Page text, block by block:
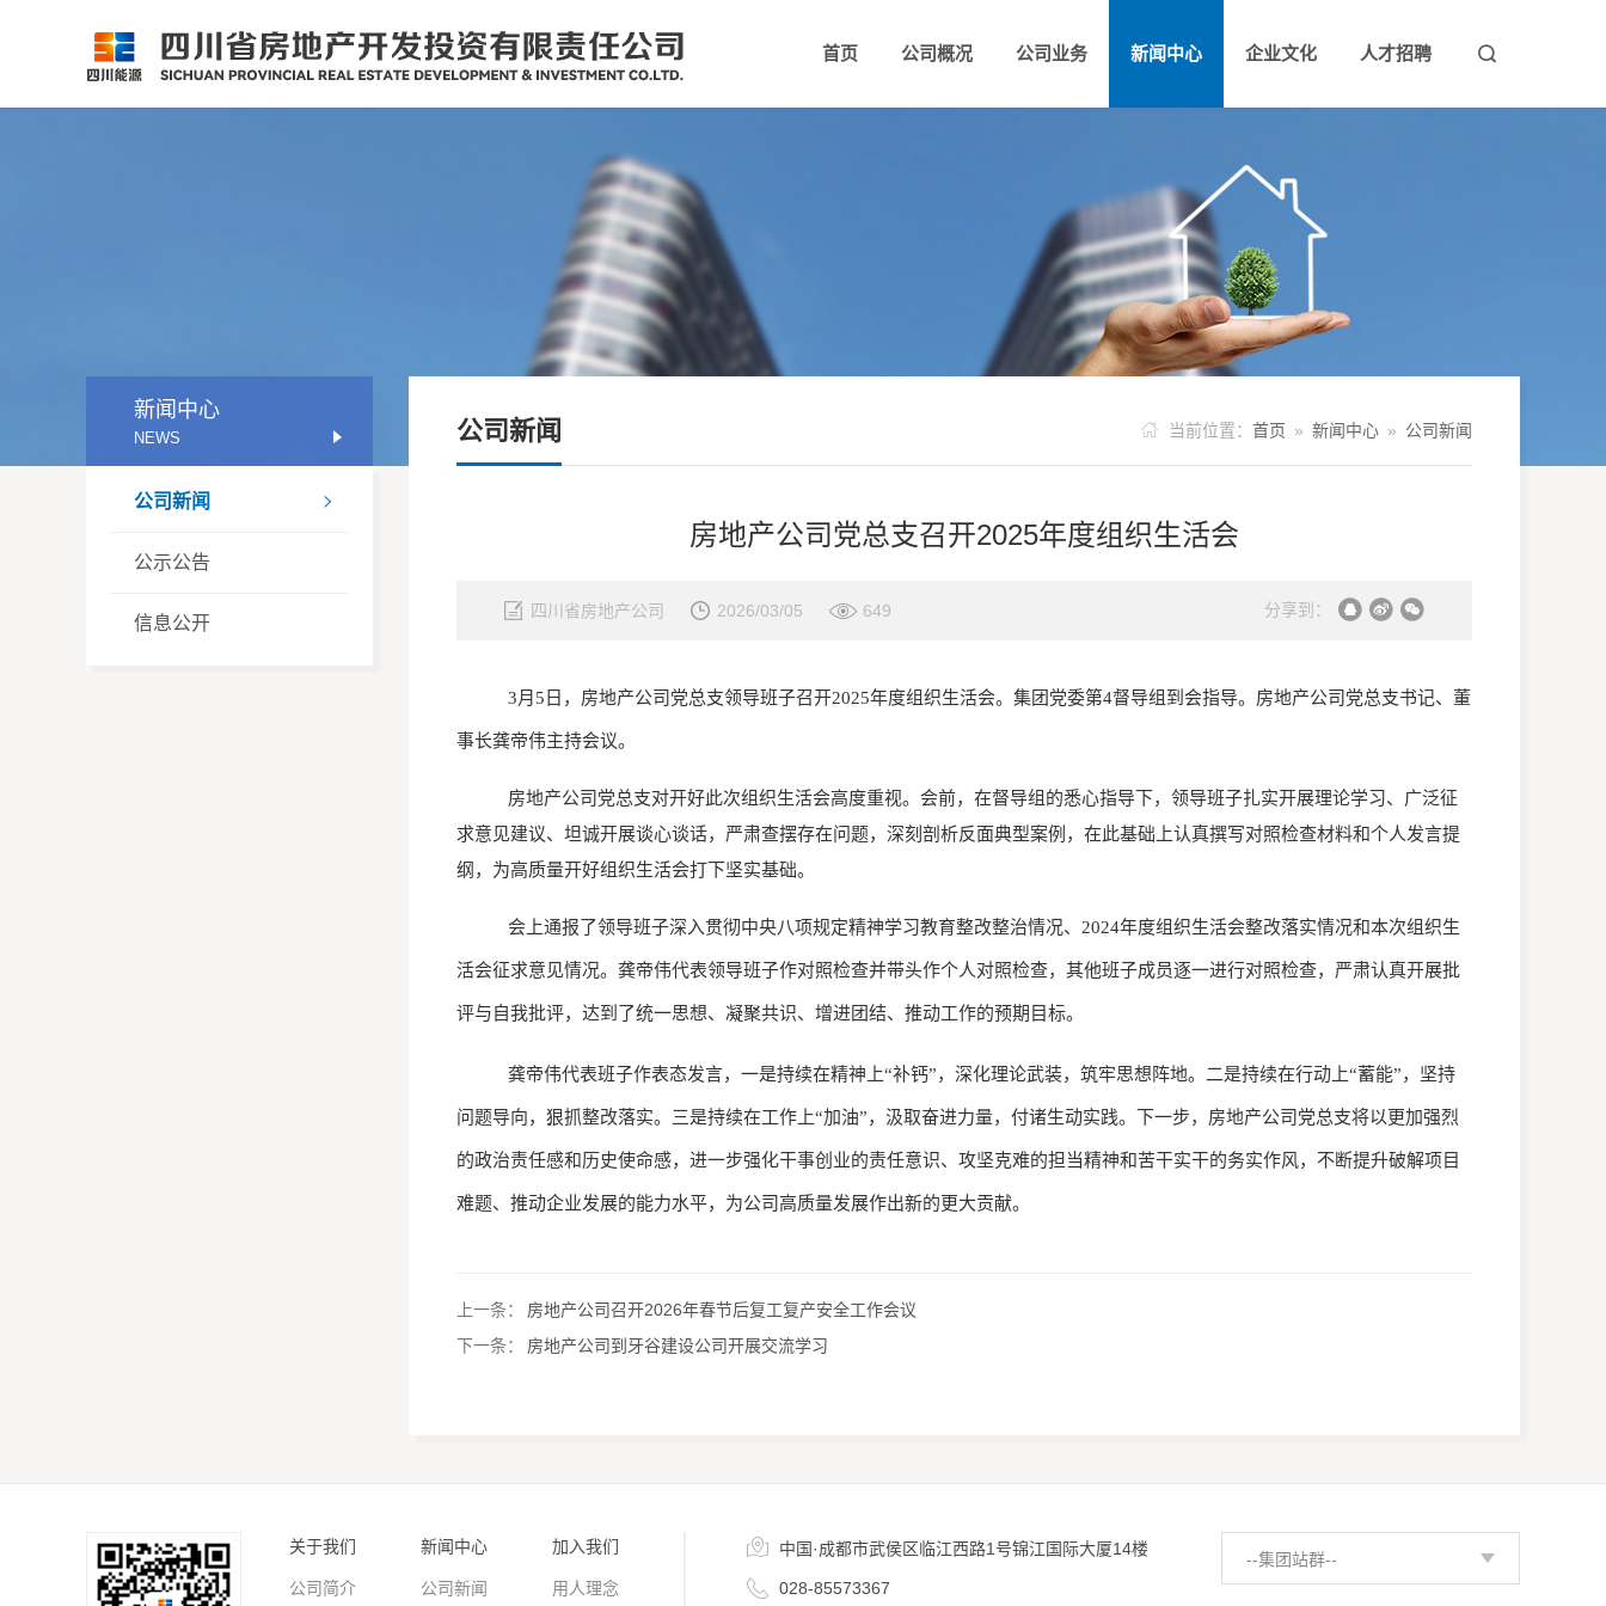
首页 公司概况 公司业务 新闻中心 企业文化 人才招聘

社会责任
人才招聘

新闻中心
NEWS

公司新闻
公示公告
信息公开
公司新闻  当前位置： 首页 » 新闻中心 » 公司新闻
房地产公司党总支召开2025年度组织生活会
四川省房地产公司 2026/03/05 649 分享到：
3月5日，房地产公司党总支领导班子召开2025年度组织生活会。集团党委第4督导组到会指导。房地产公司党总支书记、董
事长龚帝伟主持会议。
房地产公司党总支对开好此次组织生活会高度重视。会前，在督导组的悉心指导下，领导班子扎实开展理论学习、广泛征
求意见建议、坦诚开展谈心谈话，严肃查摆存在问题，深刻剖析反面典型案例，在此基础上认真撰写对照检查材料和个人发言提
纲，为高质量开好组织生活会打下坚实基础。
会上通报了领导班子深入贯彻中央八项规定精神学习教育整改整治情况、 2024年度组织生活会整改落实情况和本次组织生
活会征求意见情况。龚帝伟代表领导班子作对照检查并带头作个人对照检查，其他班子成员逐一进行对照检查，严肃认真开展批
评与自我批评，达到了统一思想、凝聚共识、增进团结、推动工作的预期目标。
龚帝伟代表班子作表态发言，一是持续在精神上“补钙”，深化理论武装，筑牢思想阵地。二是持续在行动上“蓄能”，坚持
问题导向，狠抓整改落实。三是持续在工作上“加油”，汲取奋进力量，付诸生动实践。下一步，房地产公司党总支将以更加强烈
的政治责任感和历史使命感，进一步强化干事创业的责任意识、攻坚克难的担当精神和苦干实干的务实作风，不断提升破解项目
难题、推动企业发展的能力水平，为公司高质量发展作出新的更大贡献。
上一条：
房地产公司召开2026年春节后复工复产安全工作会议
下一条：
房地产公司到牙谷建设公司开展交流学习
关于我们
公司简介
新闻中心
公司新闻
加入我们
用人理念
 中国·成都市武侯区临江西路1号锦江国际大厦14楼
 028-85573367
--集团站群--